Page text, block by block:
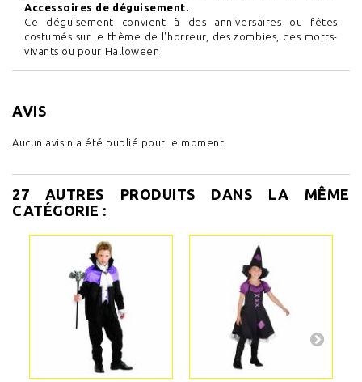
Accessoires de déguisement.
Ce déguisement convient à des anniversaires ou fêtes
costumés sur le thème de l'horreur, des zombies, des morts-
vivants ou pour Halloween
AVIS
Aucun avis n'a été publié pour le moment.
27 AUTRES PRODUITS DANS LA MÊME
CATÉGORIE :